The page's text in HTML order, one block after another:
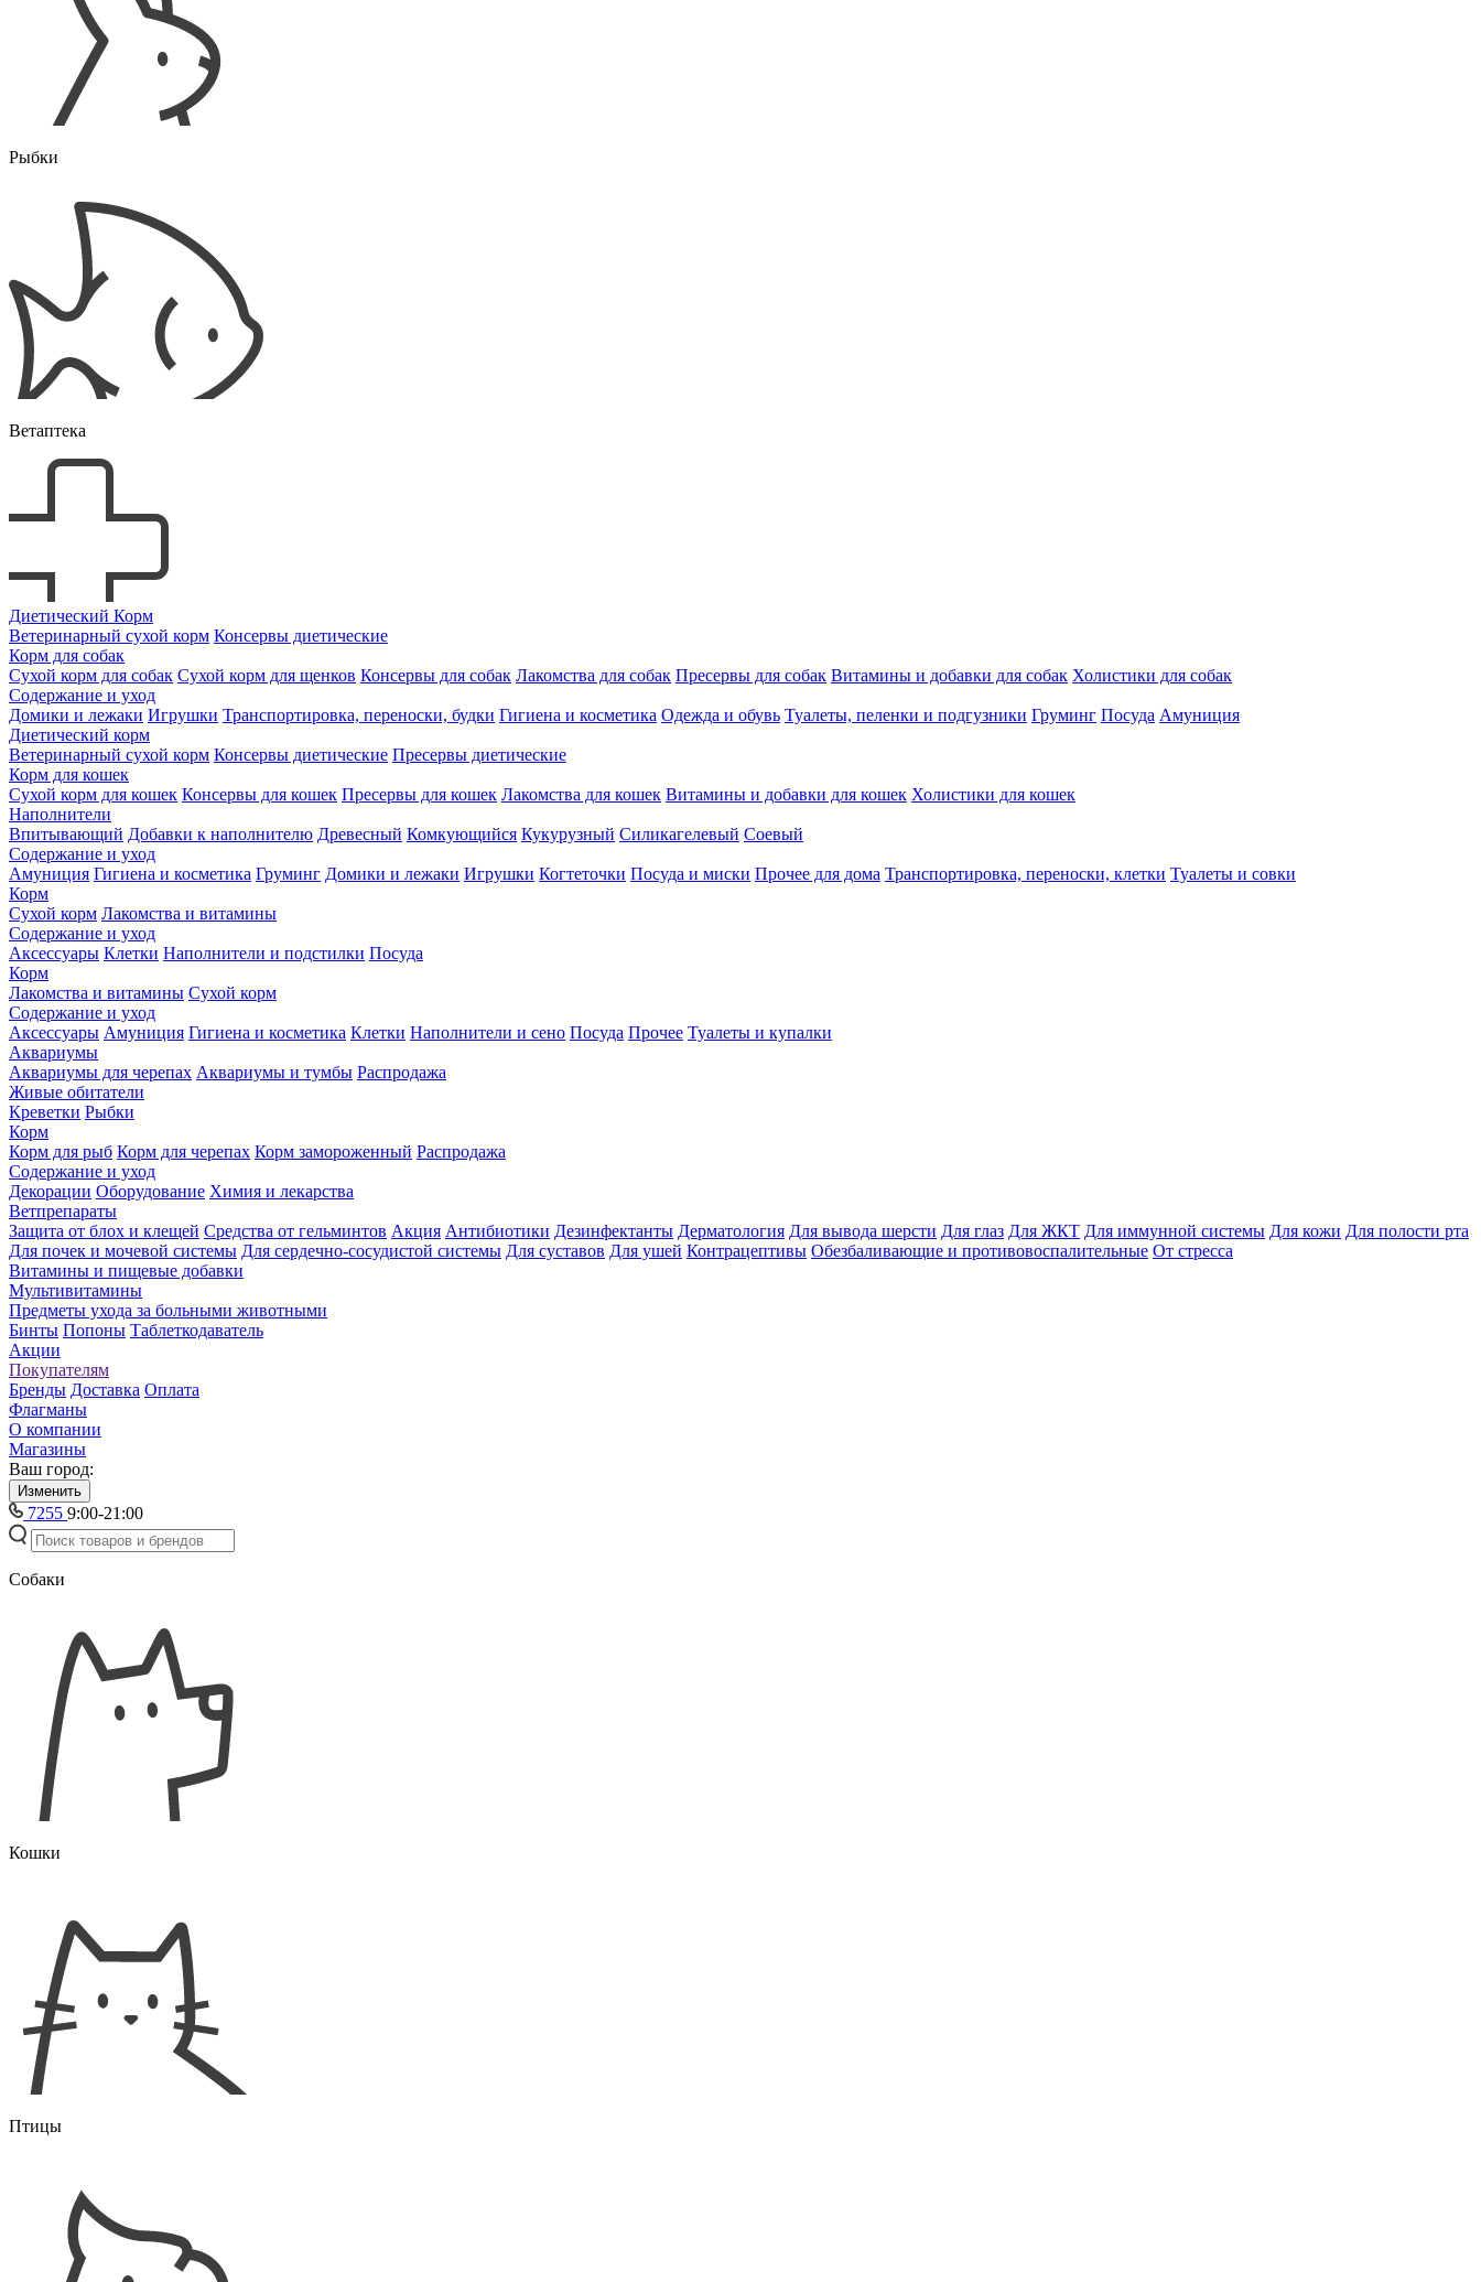
Рыбки
Ветаптека
Диетический Корм
Ветеринарный сухой корм Консервы диетические
Корм для собак
Сухой корм для собак Сухой корм для щенков Консервы для собак Лакомства для собак Пресервы для собак Витамины и добавки для собак Холистики для собак
Содержание и уход
Домики и лежаки Игрушки Транспортировка, переноски, будки Гигиена и косметика Одежда и обувь Туалеты, пеленки и подгузники Груминг Посуда Амуниция
Диетический корм
Ветеринарный сухой корм Консервы диетические Пресервы диетические
Корм для кошек
Сухой корм для кошек Консервы для кошек Пресервы для кошек Лакомства для кошек Витамины и добавки для кошек Холистики для кошек
Наполнители
Впитывающий Добавки к наполнителю Древесный Комкующийся Кукурузный Силикагелевый Соевый
Содержание и уход
Амуниция Гигиена и косметика Груминг Домики и лежаки Игрушки Когтеточки Посуда и миски Прочее для дома Транспортировка, переноски, клетки Туалеты и совки
Корм
Сухой корм Лакомства и витамины
Содержание и уход
Аксессуары Клетки Наполнители и подстилки Посуда
Корм
Лакомства и витамины Сухой корм
Содержание и уход
Аксессуары Амуниция Гигиена и косметика Клетки Наполнители и сено Посуда Прочее Туалеты и купалки
Аквариумы
Аквариумы для черепах Аквариумы и тумбы Распродажа
Живые обитатели
Креветки Рыбки
Корм
Корм для рыб Корм для черепах Корм замороженный Распродажа
Содержание и уход
Декорации Оборудование Химия и лекарства
Ветпрепараты
Защита от блох и клещей Средства от гельминтов Акция Антибиотики Дезинфектанты Дерматология Для вывода шерсти Для глаз Для ЖКТ Для иммунной системы Для кожи Для полости рта
Для почек и мочевой системы Для сердечно-сосудистой системы Для суставов Для ушей Контрацептивы Обезбаливающие и противовоспалительные От стресса
Витамины и пищевые добавки
Мультивитамины
Предметы ухода за больными животными
Бинты Попоны Таблеткодаватель
Акции
Покупателям
Бренды Доставка Оплата
Флагманы
О компании
Магазины
Ваш город:
Изменить
7255 9:00-21:00
Собаки
Кошки
Птицы